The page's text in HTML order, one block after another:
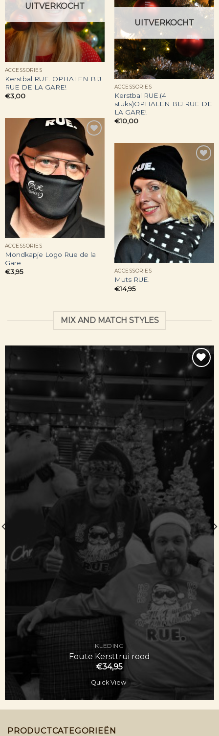
UITVERKOCHT
ACCESSORIES
Kerstbal RUE. OPHALEN BIJ
RUE DE LA GARE!
€3,00
aan
verlanglijst
UITVERKOCHT
ACCESSORIES
Kerstbal RUE.(4
stuks)OPHALEN BIJ RUE DE
LA GARE!
€10,00
Toevoegen
aan
verlanglijst
ACCESSORIES
Mondkapje Logo Rue de la
Gare
€3,95
Toevoegen
verlanglijst
ACCESSORIES
Muts RUE.
€14,95
MIX AND MATCH STYLES
Toevoegen
aan
verlanglijst
KLEDING
Foute Kersttrui rood
€34,95
Quick View
PRODUCTCATEGORIEËN